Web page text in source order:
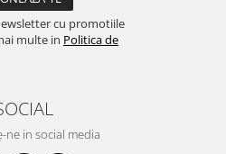
cu promotiile
multe in Politica de
ne in social media